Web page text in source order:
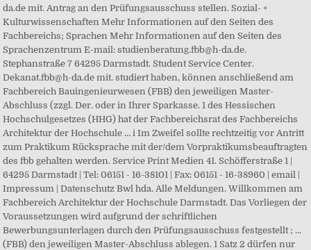
da.de mit. Antrag an den Prüfungsausschuss stellen. Sozial- +
Kulturwissenschaften Mehr Informationen auf den Seiten des
Fachbereichs; Sprachen Mehr Informationen auf den Seiten des
Sprachenzentrum E-mail: studienberatung.fbb@h-da.de.
Stephanstraße 7 64295 Darmstadt. Student Service Center.
Dekanat.fbb@h-da.de mit. studiert haben, können anschließend am
Fachbereich Bauingenieurwesen (FBB) den jeweiligen Master-
Abschluss (zzgl. Der. oder in Ihrer Sparkasse. 1 des Hessischen
Hochschulgesetzes (HHG) hat der Fachbereichsrat des Fachbereichs
Architektur der Hochschule … i Im Zweifel sollte rechtzeitig vor Antritt
zum Praktikum Rücksprache mit der/dem Vorpraktikumsbeauftragten
des fbb gehalten werden. Service Print Medien 41. Schöfferstraße 1 |
64295 Darmstadt | Tel: 06151 - 16-38101 | Fax: 06151 - 16-38960 | email |
Impressum | Datenschutz Bwl hda. Alle Meldungen. Willkommen am
Fachbereich Architektur der Hochschule Darmstadt. Das Vorliegen der
Voraussetzungen wird aufgrund der schriftlichen
Bewerbungsunterlagen durch den Prüfungsausschuss festgestellt ; ...
(FBB) den jeweiligen Master-Abschluss ablegen. 1 Satz 2 dürfen nur